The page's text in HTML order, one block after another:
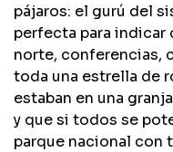
pájaros: el gurú del
perfecta para indicar
norte, conferencias,
toda una estrella de
estaban en una
y que si todos se
parque nacional con